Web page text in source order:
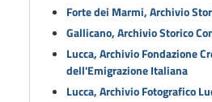
Forte dei Marmi, Archivio
Gallicano, Archivio Storico
Lucca, Archivio Fondazione
dell'Emigrazione Italiana
Lucca, Archivio Fotografico